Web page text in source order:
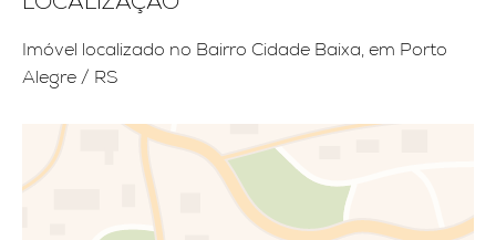
Imóvel localizado no Bairro Cidade Baixa, em Porto
Alegre / RS